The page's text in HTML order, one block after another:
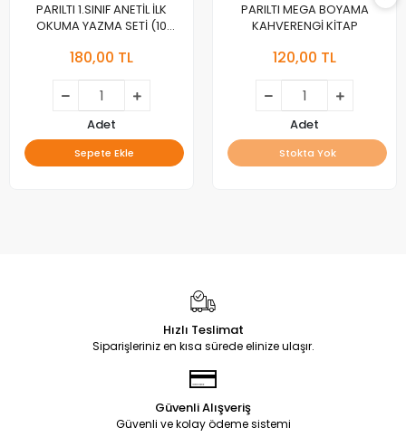
PARILTI 1.SINIF ANETİL İLK
OKUMA YAZMA SETİ (10
180,00 TL
Adet
Sepete Ekle
PARILTI MEGA BOYAMA
KAHVERENGİ KİTAP
120,00 TL
Adet
Stokta Yok
Hızlı Teslimat
Siparişleriniz en kısa sürede elinize ulaşır.
Güvenli Alışveriş
Güvenli ve kolay ödeme sistemi